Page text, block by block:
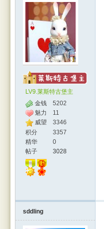
LV9.莱斯特古堡主
金钱
5202
魅力
11
威望
3346
积分
3357
精华
0
帖子
3028
sddling